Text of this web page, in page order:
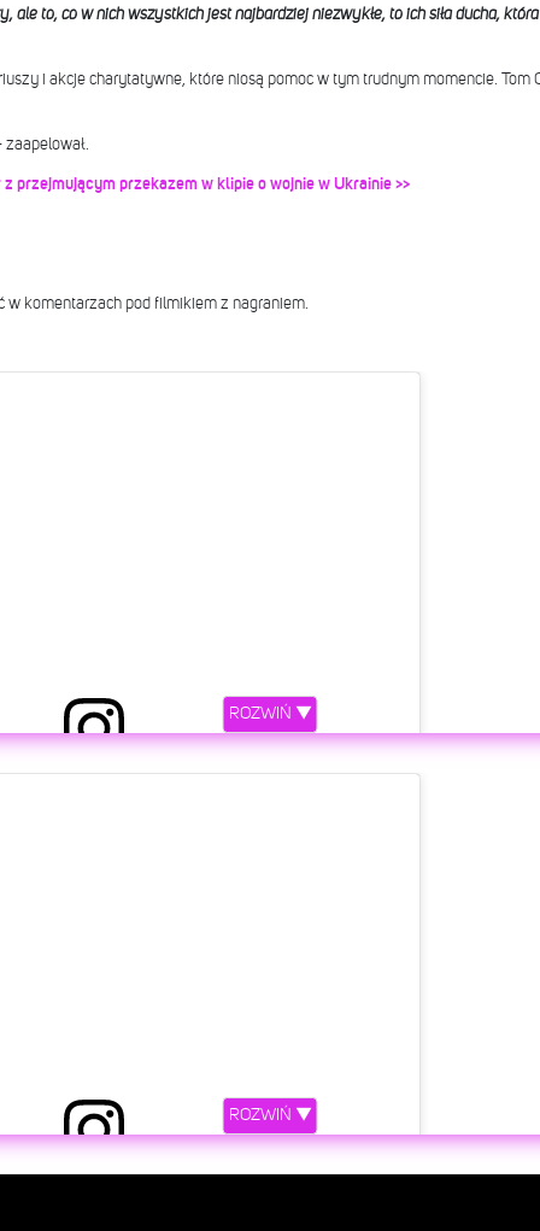
ale to, co w nich wszystkich jest najbardziej niezwykłe, to ich siła ducha,
i akcje charytatywne, które niosą pomoc w tym trudnym momencie. Tom
zaapelował.
przejmującym przekazem w klipie o wojnie w Ukrainie >>
w komentarzach pod filmikiem z nagraniem.
przez Tom Odell (@tompeterodell)
ROZWIŃ ▼
ROZWIŃ ▼